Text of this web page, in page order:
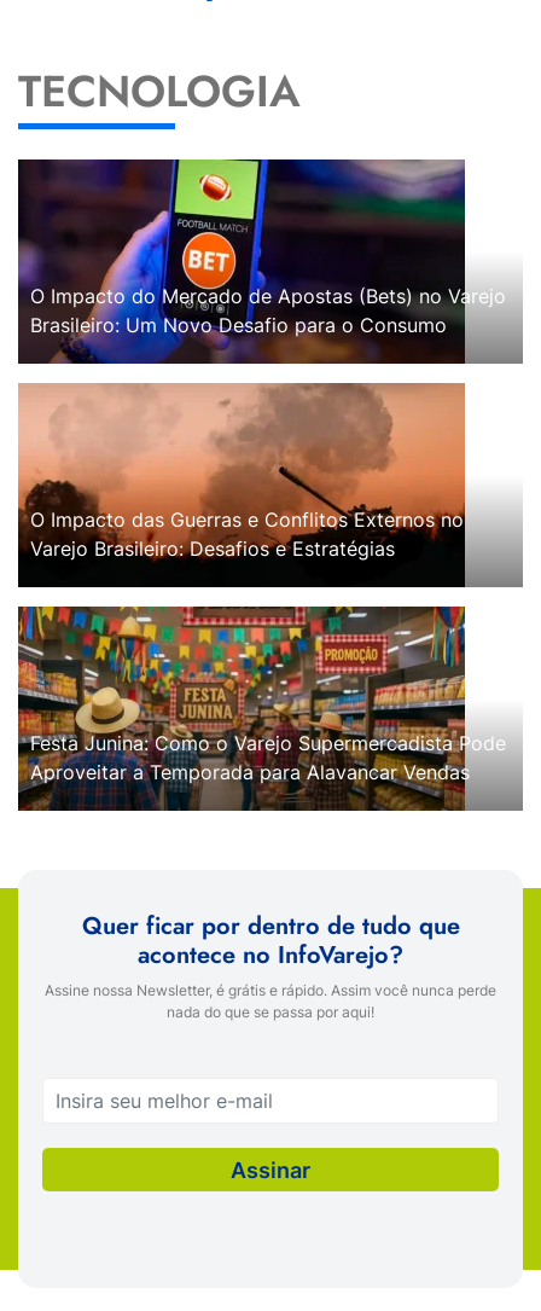
TECNOLOGIA
O Impacto do Mercado de Apostas (Bets) no Varejo
Brasileiro: Um Novo Desafio para o Consumo
O Impacto das Guerras e Conflitos Externos no
Varejo Brasileiro: Desafios e Estratégias
Festa Junina: Como o Varejo Supermercadista Pode
Aproveitar a Temporada para Alavancar Vendas
Quer ficar por dentro de tudo que
acontece no InfoVarejo?
Assine nossa Newsletter, é grátis e rápido. Assim você nunca perde
nada do que se passa por aqui!